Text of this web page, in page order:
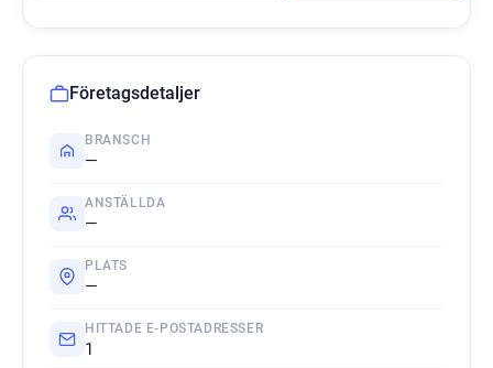
Företagsdetaljer
BRANSCH
—
ANSTÄLLDA
—
PLATS
—
HITTADE E-POSTADRESSER
1